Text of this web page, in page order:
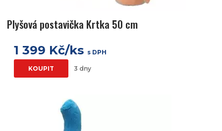
Plyšová postavička Krtka 50 cm
1 399 Kč/ks s DPH
KOUPIT 3 dny